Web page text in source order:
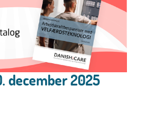
december 2025